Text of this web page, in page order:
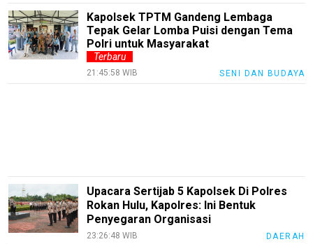
Kapolsek TPTM Gandeng Lembaga
Tepak Gelar Lomba Puisi dengan Tema
Polri untuk Masyarakat
Terbaru
21:45:58 WIB SENI DAN BUDAYA
Upacara Sertijab 5 Kapolsek Di Polres
Rokan Hulu, Kapolres: Ini Bentuk
Penyegaran Organisasi
23:26:48 WIB DAERAH
Automotive
Guide
Trending
Economy
Tekno
Recipes